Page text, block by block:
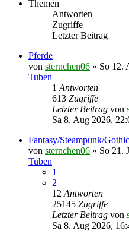
Themen
Antworten
Zugriffe
Letzter Beitrag
Pferde
von sternchen06 » So 12.
Tuben
1 Antworten
613 Zugriffe
Letzter Beitrag von
Sa 8. Aug 2026,
Fantasy/Steampunk/Gothic
von sternchen06 » So 21.
Tuben
1
2
12 Antworten
25145 Zugriffe
Letzter Beitrag von
Sa 8. Aug 2026,